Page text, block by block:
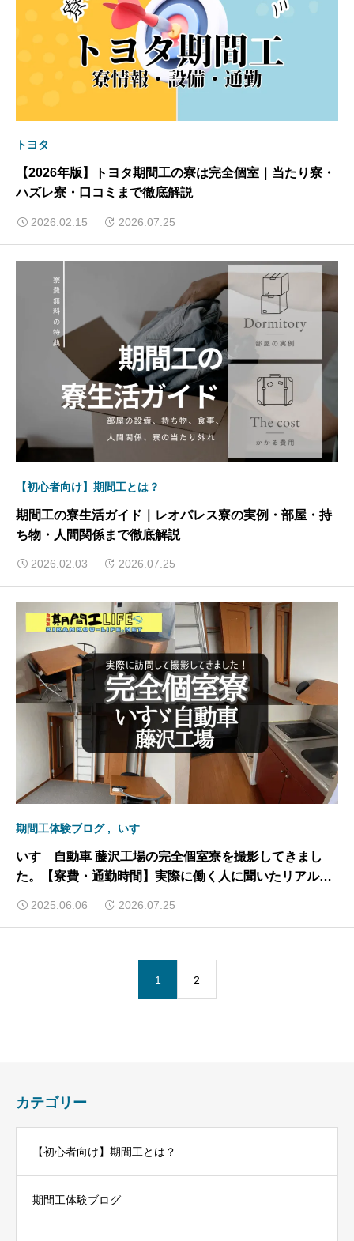
トヨタ
【2026年版】トヨタ期間工の寮は完全個室｜当たり寮・
ハズレ寮・口コミまで徹底解説
2026.02.15 2026.07.25
【初心者向け】期間工とは？
期間工の寮生活ガイド｜レオパレス寮の実例・部屋・持
ち物・人間関係まで徹底解説
2026.02.03 2026.07.25
期間工体験ブログ いすゞ
いすゞ自動車 藤沢工場の完全個室寮を撮影してきまし
た。【寮費・通勤時間】実際に働く人に聞いたリアルな
2025.06.06 2026.07.25
1 2
カテゴリー
【初心者向け】期間工とは？
期間工体験ブログ